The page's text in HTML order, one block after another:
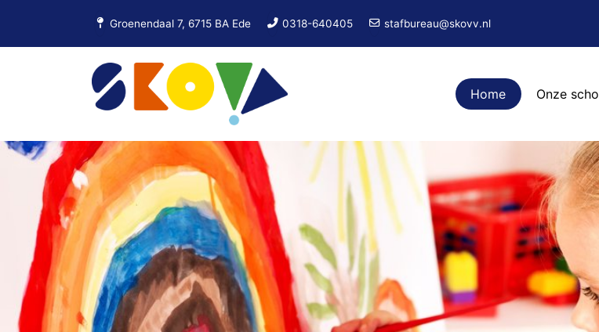
Groenendaal 7, 6715 BA Ede 0318-640405 stafbureau@skovv.nl
Home Onze